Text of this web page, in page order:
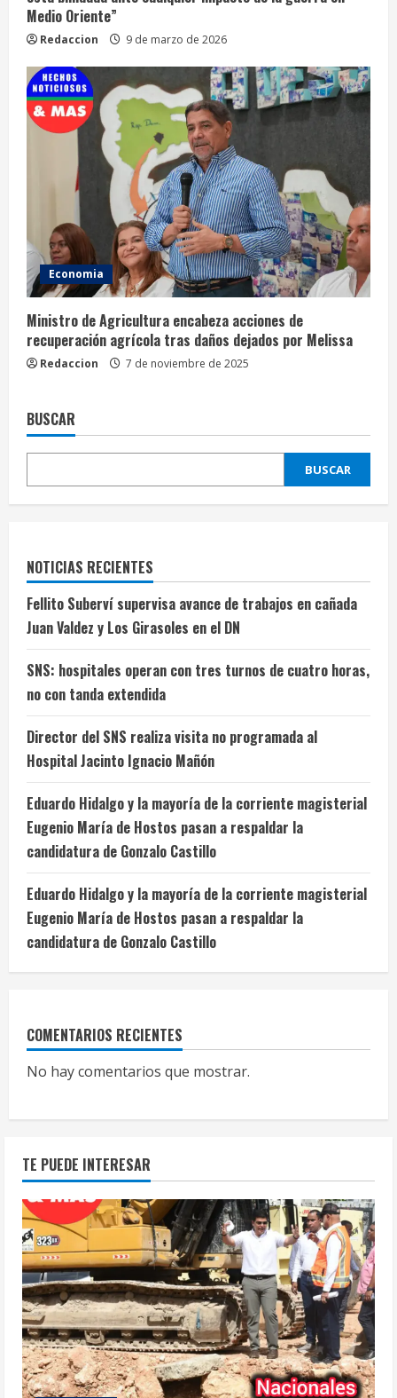
Medio Oriente”
Redaccion 9 de marzo de 2026
Economia
Ministro de Agricultura encabeza acciones de
recuperación agrícola tras daños dejados por Melissa
Redaccion 7 de noviembre de 2025
BUSCAR
BUSCAR
NOTICIAS RECIENTES
Fellito Suberví supervisa avance de trabajos en cañada
Juan Valdez y Los Girasoles en el DN
SNS: hospitales operan con tres turnos de cuatro horas,
no con tanda extendida
Director del SNS realiza visita no programada al
Hospital Jacinto Ignacio Mañón
Eduardo Hidalgo y la mayoría de la corriente magisterial
Eugenio María de Hostos pasan a respaldar la
candidatura de Gonzalo Castillo
Eduardo Hidalgo y la mayoría de la corriente magisterial
Eugenio María de Hostos pasan a respaldar la
candidatura de Gonzalo Castillo
COMENTARIOS RECIENTES
No hay comentarios que mostrar.
TE PUEDE INTERESAR